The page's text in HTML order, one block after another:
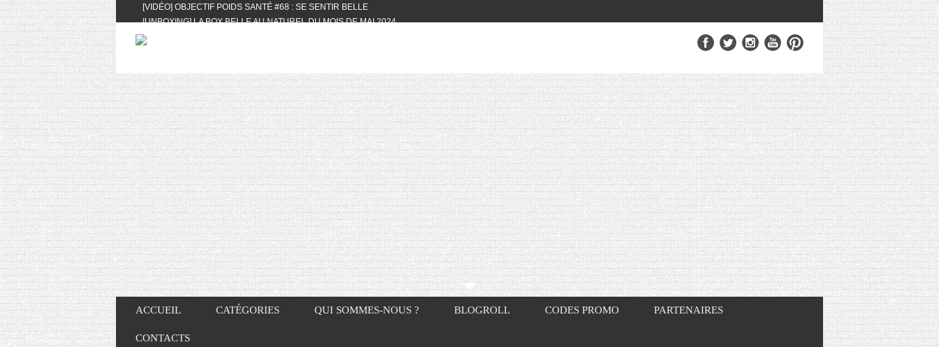
[VIDÉO] OBJECTIF POIDS SANTÉ #68 : SE SENTIR BELLE
[UNBOXING] LA BOX BELLE AU NATUREL DU MOIS DE MAI 2024
[VIDÉO] UNBOXING : LES MY LITTLE & BIOTYFULL BOX DU MOIS DE MAI 2024
[VIDÉO] QUITOQUE #10 : MEAL PREP & CONVIVIALITÉ
[VIDÉO] UNBOXING : LES MY LITTLE & BIOTYFULL BOX DU MOIS D’AVRIL
2024 FEAT. AKILA
[VIDÉO] OBJECTIF POIDS SANTÉ #67 : L’AVIS DES AUTRES, CE N’EST QUE LA
VIE DES AUTRES
[VIDÉO] UNBOXING : LES MY LITTLE & BIOTYFULL BOX DES MOIS DE
FÉVRIER ET MARS 2024 FEAT. AKILA
[VIDÉO] LA SÉLECTION DU MOIS #JANVIER2024
[VIDÉO] HELLOFRESH #34 : IDÉES RECETTES RISOTTO
ACCUEIL CATÉGORIES QUI SOMMES-NOUS ? BLOGROLL CODES PROMO PARTENAIRES
CONTACTS